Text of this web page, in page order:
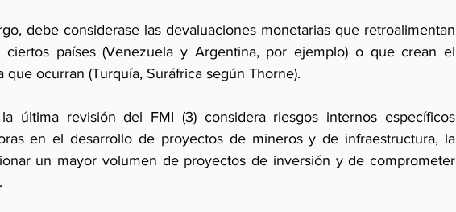
debe considerase las devaluaciones monetarias que retroalimentan
ciertos países (Venezuela y Argentina, por ejemplo) o que crean el
ocurran (Turquía, Suráfrica según Thorne).
última revisión del FMI (3) considera riesgos internos específicos
en el desarrollo de proyectos de mineros y de infraestructura, la
un mayor volumen de proyectos de inversión y de comprometer